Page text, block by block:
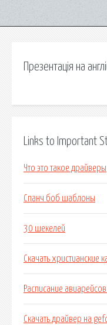
Презентація на
Links to Important
Что это такое драйверы
Спанч боб шаблоны
30 шекелей
Скачать христианские
Расписание
Скачать драйвер на